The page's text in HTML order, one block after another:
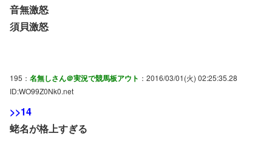
音無激怒
須貝激怒
195： 名無しさん＠実況で競馬板アウト ：2016/03/01(火) 02:25:35.28
ID:WO99Z0Nk0.net
>>14
蛯名が格上すぎる